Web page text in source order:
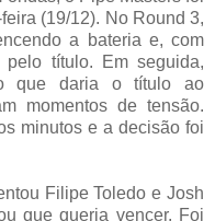
(19/12). No Round 3,
a bateria e, com
título. Em seguida,
que daria o título ao
momentos de tensão.
minutos e a decisão foi
Filipe Toledo e Josh
que queria vencer. Foi